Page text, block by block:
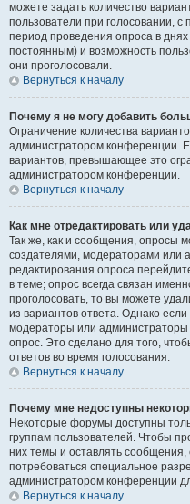
можете задать количество
пользователи при голосовании,
период проведения опроса в
постоянным) и возможность
они проголосовали.
Вернуться к началу
Почему я не могу добавить
Ограничение количества
администратором конференции.
вариантов, превышающее это
администратором конференции.
Вернуться к началу
Как мне отредактировать или
Так же, как и сообщения, опросы
создателями, модераторами или
редактирования опроса
в теме; опрос всегда связан
проголосовать, то вы можете
из вариантов ответа. Однако
модераторы или администраторы
опрос. Это сделано для того,
ответов во время голосования.
Вернуться к началу
Почему мне недоступны
Некоторые форумы доступны
группам пользователей. Чтобы
них темы и оставлять
потребоваться специальное
администратором конференции
Вернуться к началу